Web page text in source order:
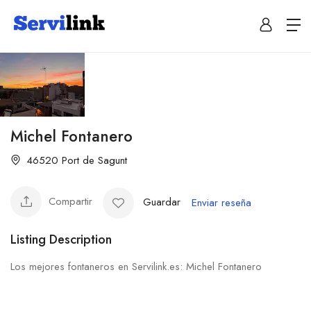
Michel Fontanero
46520 Port de Sagunt
Compartir Guardar Enviar reseña
Listing Description
Los mejores fontaneros en Servilink.es: Michel Fontanero